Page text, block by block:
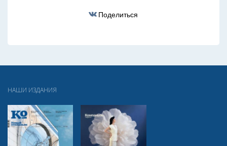
Поделиться
НАШИ ИЗДАНИЯ